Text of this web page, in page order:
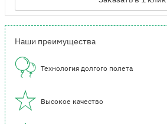
Наши преимущества
Технология долгого полета
Высокое качество